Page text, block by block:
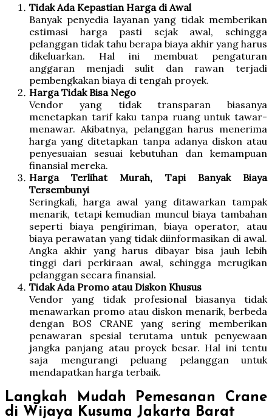
Tidak Ada Kepastian Harga di Awal
Banyak penyedia layanan yang tidak memberikan
estimasi harga pasti sejak awal, sehingga
pelanggan tidak tahu berapa biaya akhir yang harus
dikeluarkan. Hal ini membuat pengaturan
anggaran menjadi sulit dan rawan terjadi
pembengkakan biaya di tengah proyek.
Harga Tidak Bisa Nego
Vendor yang tidak transparan biasanya
menetapkan tarif kaku tanpa ruang untuk tawar-
menawar. Akibatnya, pelanggan harus menerima
harga yang ditetapkan tanpa adanya diskon atau
penyesuaian sesuai kebutuhan dan kemampuan
finansial mereka.
Harga Terlihat Murah, Tapi Banyak Biaya
Tersembunyi
Seringkali, harga awal yang ditawarkan tampak
menarik, tetapi kemudian muncul biaya tambahan
seperti biaya pengiriman, biaya operator, atau
biaya perawatan yang tidak diinformasikan di awal.
Angka akhir yang harus dibayar bisa jauh lebih
tinggi dari perkiraan awal, sehingga merugikan
pelanggan secara finansial.
Tidak Ada Promo atau Diskon Khusus
Vendor yang tidak profesional biasanya tidak
menawarkan promo atau diskon menarik, berbeda
dengan BOS CRANE yang sering memberikan
penawaran spesial terutama untuk penyewaan
jangka panjang atau proyek besar. Hal ini tentu
saja mengurangi peluang pelanggan untuk
mendapatkan harga terbaik.
Langkah Mudah Pemesanan Crane
di Wijaya Kusuma Jakarta Barat